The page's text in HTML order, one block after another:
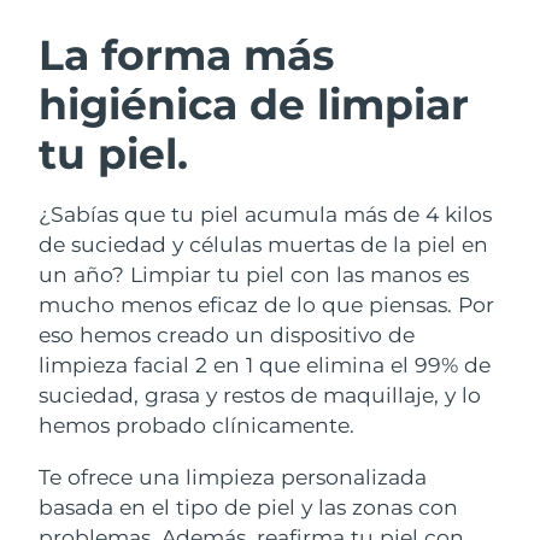
La forma más
higiénica de limpiar
tu piel.
¿Sabías que tu piel acumula más de 4 kilos
de suciedad y células muertas de la piel en
un año? Limpiar tu piel con las manos es
mucho menos eficaz de lo que piensas. Por
eso hemos creado un dispositivo de
limpieza facial 2 en 1 que elimina el 99% de
suciedad, grasa y restos de maquillaje, y lo
hemos probado clínicamente.
Te ofrece una limpieza personalizada
basada en el tipo de piel y las zonas con
Limpieza facial
Anti-aging massage
LUNA™ 4 Plus
Massage, LED heating
LUNA™ 4 Men
Microcurrent toning
BEAR™ 2 go
Microcurrent toning on-the-go
BEAR™ 2 eyes & lips
Hidratación
UFO™ 3 pack
Deep facial hydration
Near-infrared and red light therapy
device
Cuidado bucal
issa™ 4
Hybrid silicone sonic toothbrush
Smart hybrid silicone sonic toothbrush
TRATAMIENTO ANTIEDAD FAQ™
Antiedad Tratamientos LED
NEW
Austria
Baréin Entrega prevista12/8/26
Bélgica
Bermudas Entrega prevista 17/8/26
Bosnia y Herzegovina Entrega prevista
Brunéi Entrega prevista
Bulgaria Entrega prevista11/8/26
Canadá Entrega prevista
Chile Entrega prevista